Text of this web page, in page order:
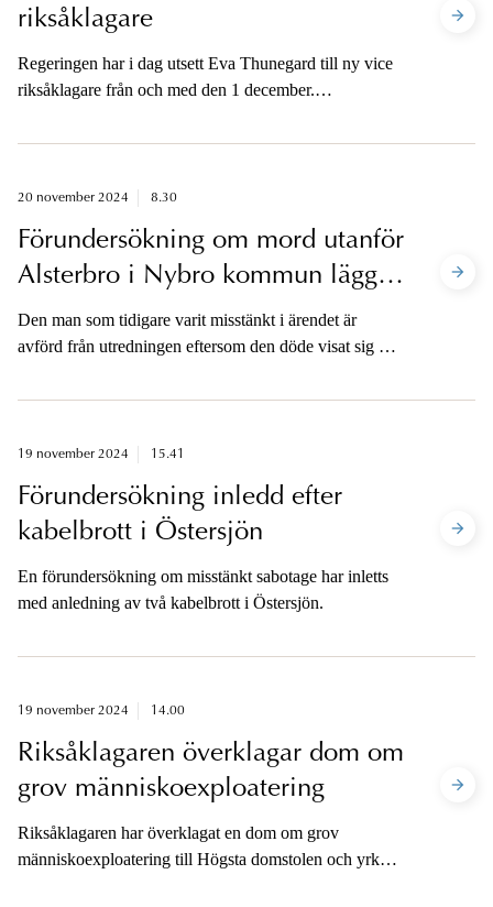
riksåklagare
Regeringen har i dag utsett Eva Thunegard till ny vice
riksåklagare från och med den 1 december.
Johansson Welin får en vice riksåklagare vid sin sida
20 november 2024 8.30
Förundersökning om mord utanför
Alsterbro i Nybro kommun läggs
ned
Den man som tidigare varit misstänkt i ärendet är
avförd från utredningen eftersom den döde visat sig ha
19 november 2024 15.41
Förundersökning inledd efter
kabelbrott i Östersjön
En förundersökning om misstänkt sabotage har inletts
med anledning av två kabelbrott i Östersjön.
19 november 2024 14.00
Riksåklagaren överklagar dom om
grov människoexploatering
Riksåklagaren har överklagat en dom om grov
människoexploatering till Högsta domstolen och yrkat